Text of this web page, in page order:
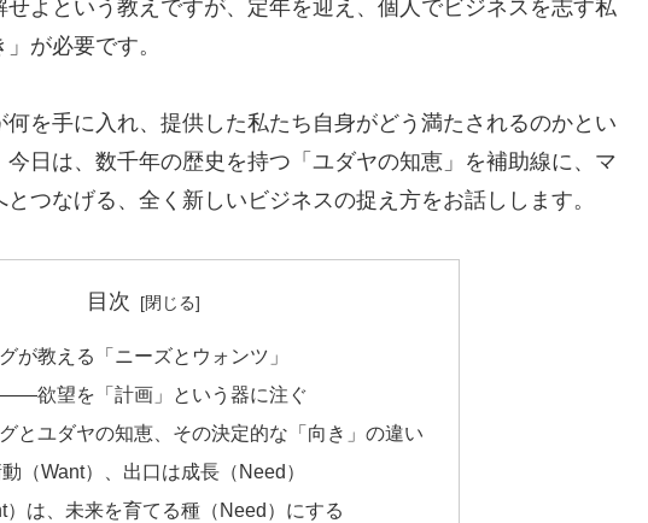
よという教えですが、定年を迎え、個人でビジネスを志す私
が必要です。
を手に入れ、提供した私たち自身がどう満たされるのかとい
日は、数千年の歴史を持つ「ユダヤの知恵」を補助線に、マ
つなげる、全く新しいビジネスの捉え方をお話しします。
目次
が教える「ニーズとウォンツ」
欲望を「計画」という器に注ぐ
とユダヤの知恵、その決定的な「向き」の違い
（Want）、出口は成長（Need）
）は、未来を育てる種（Need）にする